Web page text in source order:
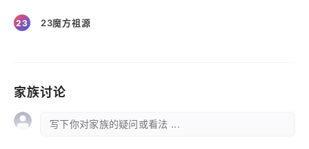
23 23魔方祖源
家族讨论
写下你对家族的疑问或看法 ...